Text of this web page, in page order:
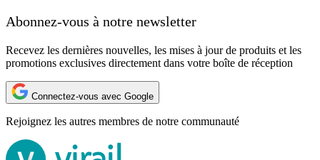
Abonnez-vous à notre newsletter
Recevez les dernières nouvelles, les mises à jour de produits et les
promotions exclusives directement dans votre boîte de réception
Connectez-vous avec Google
Rejoignez les autres membres de notre communauté